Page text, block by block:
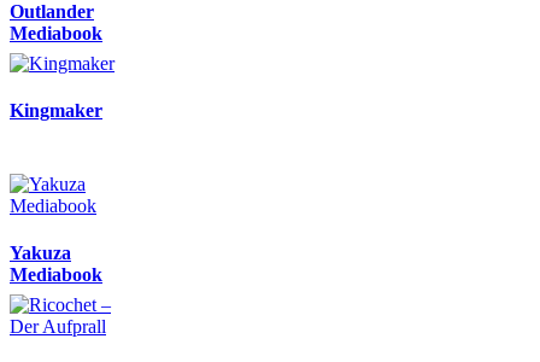
Outlander
Mediabook
Kingmaker
Yakuza
Mediabook